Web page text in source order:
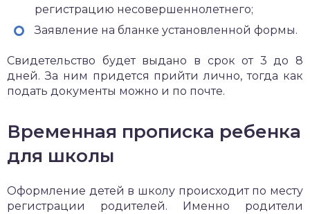
регистрацию несовершеннолетнего;
Заявление на бланке установленной формы.
Свидетельство будет выдано в срок от 3 до 8
дней. За ним придется прийти лично, тогда как
подать документы можно и по почте.
Временная прописка ребенка
для школы
Оформление детей в школу происходит по месту
регистрации родителей. Именно родители